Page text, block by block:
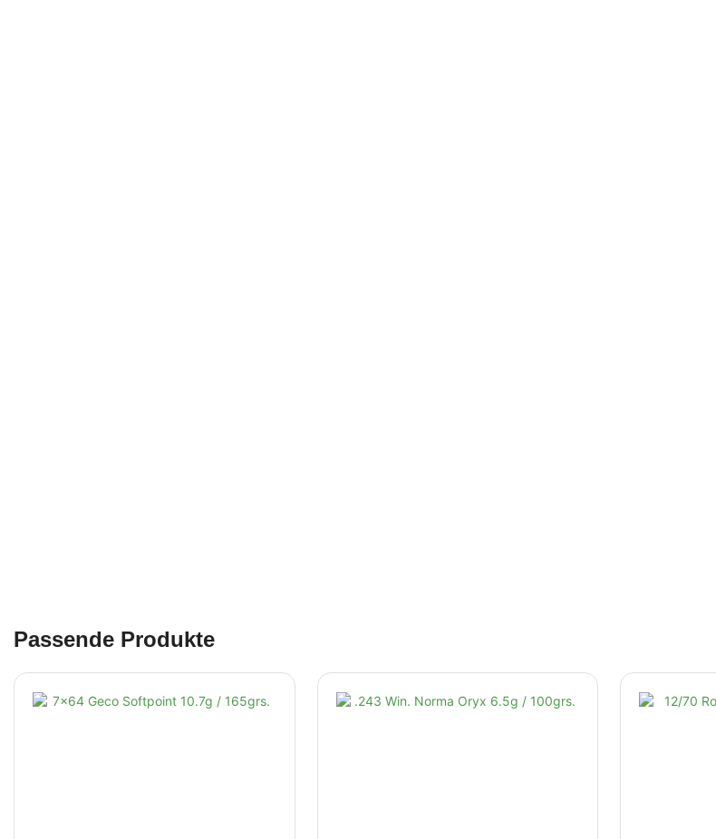
Passende Produkte